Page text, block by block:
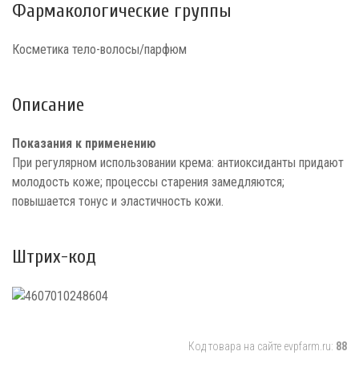
Фармакологические группы
Косметика тело-волосы/парфюм
Описание
Показания к применению
При регулярном использовании крема: антиоксиданты придают
молодость коже; процессы старения замедляются;
повышается тонус и эластичность кожи.
Штрих-код
Код товара на сайте evpfarm.ru: 88